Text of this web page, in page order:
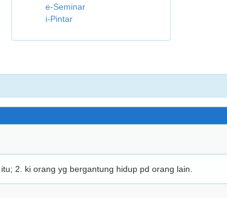
e-Seminar
i-Pintar
2. ki orang yg bergantung hidup pd orang lain.